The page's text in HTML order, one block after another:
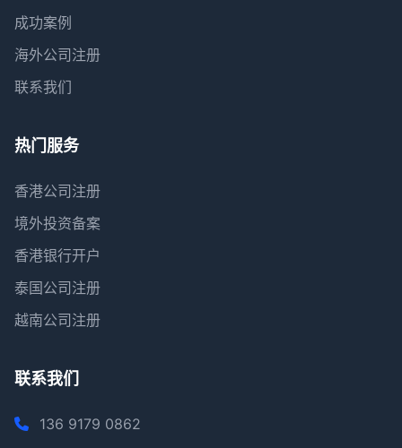
成功案例
海外公司注册
联系我们
热门服务
香港公司注册
境外投资备案
香港银行开户
泰国公司注册
越南公司注册
联系我们
136 9179 0862